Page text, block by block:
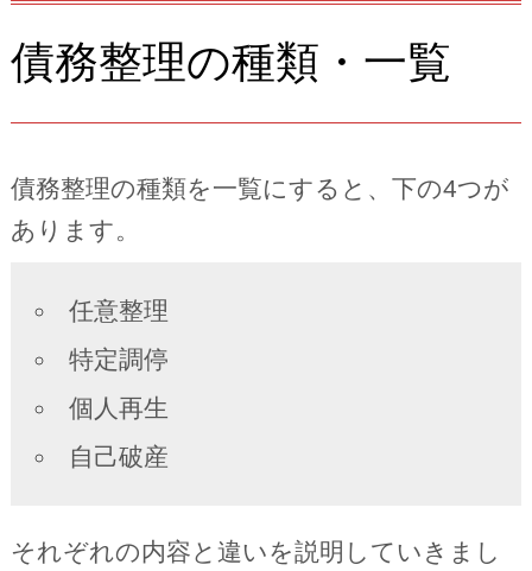
債務整理の種類・一覧
債務整理の種類を一覧にすると、下の4つが
あります。
任意整理
特定調停
個人再生
自己破産
それぞれの内容と違いを説明していきまし